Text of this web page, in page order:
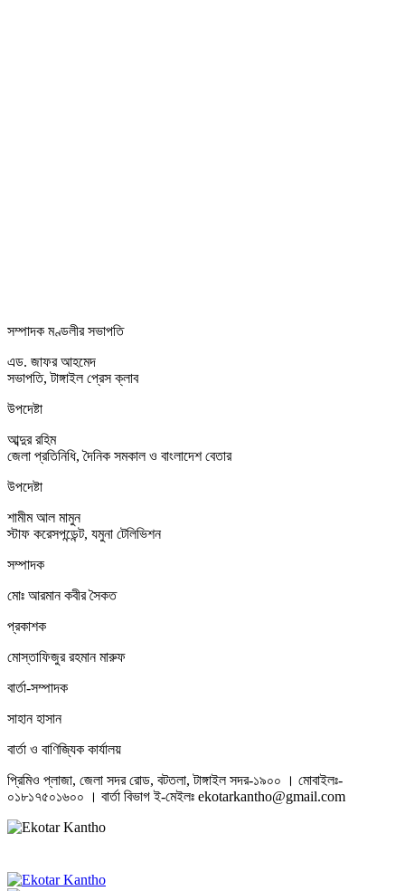
সম্পাদক মণ্ডলীর সভাপতি
এড. জাফর আহমেদ
সভাপতি, টাঙ্গাইল প্রেস ক্লাব
উপদেষ্টা
আব্দুর রহিম
জেলা প্রতিনিধি, দৈনিক সমকাল ও বাংলাদেশ বেতার
উপদেষ্টা
শামীম আল মামুন
স্টাফ করেসপন্ডেন্ট, যমুনা টেলিভিশন
সম্পাদক
মোঃ আরমান কবীর সৈকত
প্রকাশক
মোস্তাফিজুর রহমান মারুফ
বার্তা-সম্পাদক
সাহান হাসান
বার্তা ও বাণিজ্যিক কার্যালয়
প্রিমিও প্লাজা, জেলা সদর রোড, বটতলা, টাঙ্গাইল সদর-১৯০০ । মোবাইলঃ-
০১৮১৭৫০১৬০০ । বার্তা বিভাগ ই-মেইলঃ ekotarkantho@gmail.com